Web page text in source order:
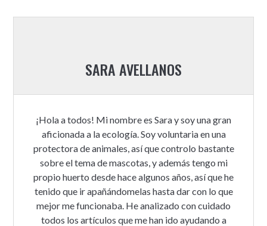
SARA AVELLANOS
¡Hola a todos! Mi nombre es Sara y soy una gran
aficionada a la ecología. Soy voluntaria en una
protectora de animales, así que controlo bastante
sobre el tema de mascotas, y además tengo mi
propio huerto desde hace algunos años, así que he
tenido que ir apañándomelas hasta dar con lo que
mejor me funcionaba. He analizado con cuidado
todos los artículos que me han ido ayudando a